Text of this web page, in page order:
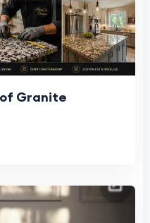
Granite